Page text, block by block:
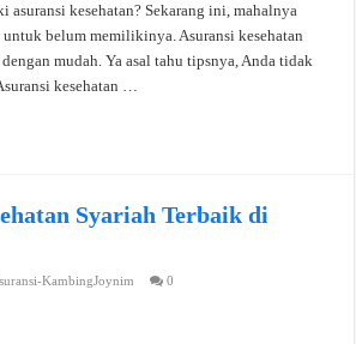
asuransi kesehatan? Sekarang ini, mahalnya
belum memilikinya. Asuransi kesehatan
mudah. Ya asal tahu tipsnya, Anda tidak
kesehatan …
Syariah Terbaik di
KambingJoynim 0